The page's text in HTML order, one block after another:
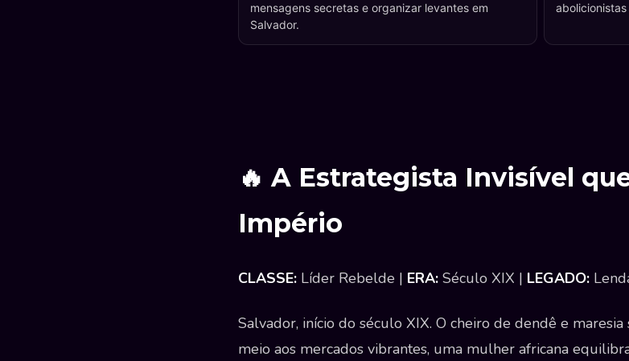
mensagens secretas e organizar levantes em
Salvador.
🔥 A Estrategista Invisível
Império
CLASSE: Líder Rebelde | ERA: Século XIX | LEGADO:
Salvador, início do século XIX. O cheiro de dendê e
meio aos mercados vibrantes, uma mulher africana